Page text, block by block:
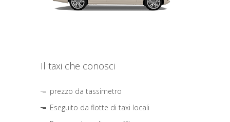
Il taxi che conosci
prezzo da tassimetro
Eseguito da flotte di taxi locali